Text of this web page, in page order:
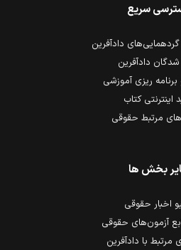
سریع
دادآفرین
دادآفرین
ریزی آموزشی
اینترنتی کتاب
مرتبط حقوقی
بخش ها
اخبار حقوقی
آزمون‌های حقوقی
مرتبط با دادآفرین